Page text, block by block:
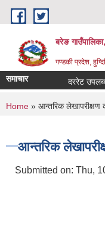
Skip to main content
बरेङ
गण्डकी प्रदेश,
समाचार दररेट उपलब्ध
You are
Home » आन्तरिक लेखापरीक्षण
आन्तरिक
Submitted on: Thu,